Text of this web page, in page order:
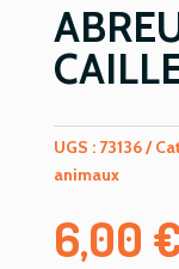
UGS : 73136
animaux
6,00